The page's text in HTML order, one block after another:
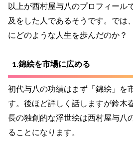
以上が西村屋与八のプロフィール
及をした人であるそうです。では
にどのような人生を歩んだのか？
1.錦絵を市場に広める
初代与八の功績はまず「錦絵」を
す。後ほど詳しく話しますが鈴木
長の独創的な浮世絵は西村屋与八
ることになります。